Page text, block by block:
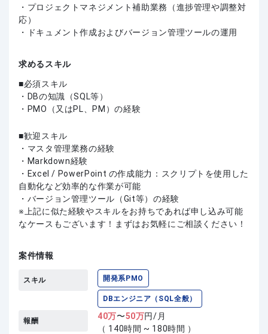
・プロジェクトマネジメント補助業務（進捗管理や調整対
応）
・ドキュメント作成およびバージョン管理ツールの運用
求めるスキル
必須スキル
・DBの知識（SQL等）
・PMO（又はPL、PM）の経験
歓迎スキル
・マスタ管理業務の経験
・Markdown経験
・Excel / PowerPoint の作成能力：スクリプトを使用した
自動化など効率的な作業が可能
・バージョン管理ツール（Git等）の経験
上記に似た経験やスキルをお持ちであれば申し込み可能
なケースもございます！まずはお気軽にご相談ください！
案件情報
スキル 開発系PMO
DBエンジニア（SQL全般）
報酬 40万〜50万円/月
（ 140時間 ~ 180時間 ）